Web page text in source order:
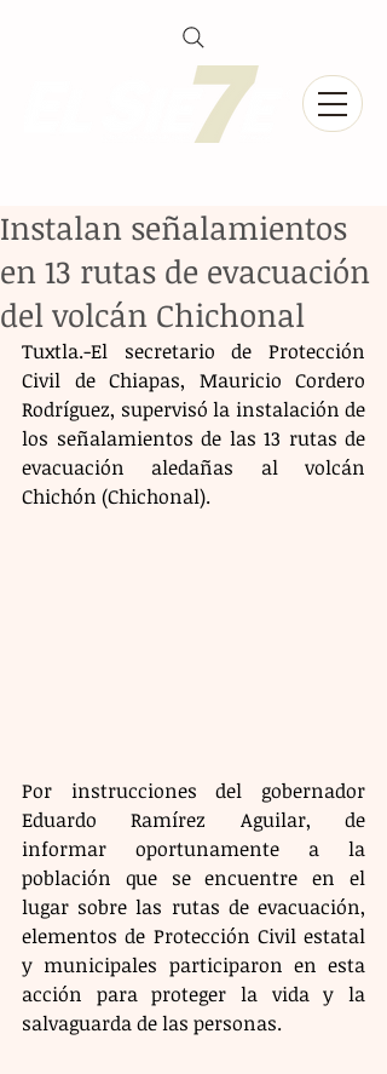
Instalan señalamientos
en 13 rutas de evacuación
del volcán Chichonal
Tuxtla.-El secretario de Protección
Civil de Chiapas, Mauricio Cordero
Rodríguez, supervisó la instalación de
los señalamientos de las 13 rutas de
evacuación aledañas al volcán
Chichón (Chichonal).
Por instrucciones del gobernador
Eduardo Ramírez Aguilar, de
informar oportunamente a la
población que se encuentre en el
lugar sobre las rutas de evacuación,
elementos de Protección Civil estatal
y municipales participaron en esta
acción para proteger la vida y la
salvaguarda de las personas.